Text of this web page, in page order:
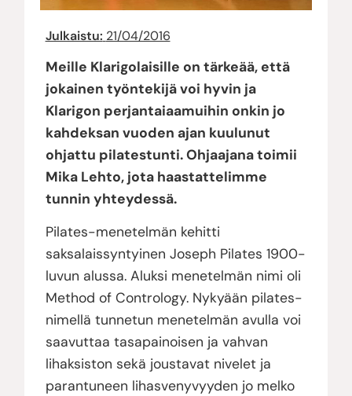
Julkaistu: 21/04/2016
Meille Klarigolaisille on tärkeää, että
jokainen työntekijä voi hyvin ja
Klarigon perjantaiaamuihin onkin jo
kahdeksan vuoden ajan kuulunut
ohjattu pilatestunti. Ohjaajana toimii
Mika Lehto, jota haastattelimme
tunnin yhteydessä.
Pilates-menetelmän kehitti
saksalaissyntyinen Joseph Pilates 1900-
luvun alussa. Aluksi menetelmän nimi oli
Method of Contrology. Nykyään pilates-
nimellä tunnetun menetelmän avulla voi
saavuttaa tasapainoisen ja vahvan
lihaksiston sekä joustavat nivelet ja
parantuneen lihasvenyvyyden jo melko